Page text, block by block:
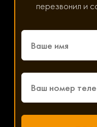
перезвонил и